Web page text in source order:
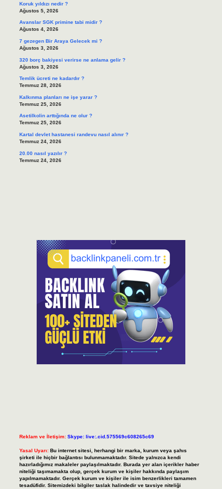
Koruk yıldızı nedir ?
Ağustos 5, 2026
Avanslar SGK primine tabi midir ?
Ağustos 4, 2026
7 gezegen Bir Araya Gelecek mi ?
Ağustos 3, 2026
320 borç bakiyesi verirse ne anlama gelir ?
Ağustos 3, 2026
Temlik ücreti ne kadardır ?
Temmuz 28, 2026
Kalkınma planları ne işe yarar ?
Temmuz 25, 2026
Asetilkolin arttığında ne olur ?
Temmuz 25, 2026
Kartal devlet hastanesi randevu nasıl alınır ?
Temmuz 24, 2026
20.00 nasıl yazılır ?
Temmuz 24, 2026
Reklam ve İletişim: Skype: live:.cid.575569c608265c69
Yasal Uyarı: Bu internet sitesi, herhangi bir marka, kurum veya şahıs
şirketi ile hiçbir bağlantısı bulunmamaktadır. Sitede yalnızca kendi
hazırladığımız makaleler paylaşılmaktadır. Burada yer alan içerikler haber
niteliği taşımamakta olup, gerçek kurum ve kişiler hakkında paylaşım
yapılmamaktadır. Gerçek kurum ve kişiler ile isim benzerlikleri tamamen
tesadüfidir. Sitemizdeki bilgiler taslak halindedir ve tavsiye niteliği